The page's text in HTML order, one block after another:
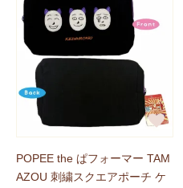
POPEE the ぱフォーマー TAM
AZOU 刺繍スクエアポーチ ケ